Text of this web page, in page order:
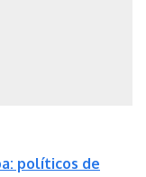
políticos de